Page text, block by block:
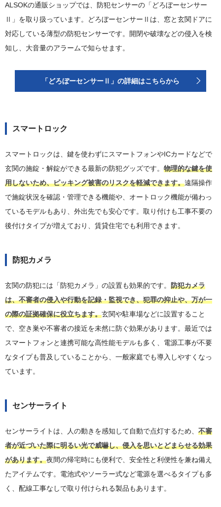
ALSOKの通販ショップでは、防犯センサーの「どろぼーセンサー
Ⅱ」を取り扱っています。どろぼーセンサーⅡは、窓と玄関ドアに
対応している薄型の防犯センサーです。開閉や破壊などの侵入を検
知し、大音量のアラームで知らせます。
「どろぼーセンサーⅡ」の詳細はこちらから
スマートロック
スマートロックは、鍵を使わずにスマートフォンやICカードなどで
玄関の施錠・解錠ができる最新の防犯グッズです。 物理的な鍵を使
用しないため、ピッキング被害のリスクを軽減できます。遠隔操作
で施錠状況を確認・管理できる機能や、オートロック機能が備わっ
ているモデルもあり、外出先でも安心です。取り付けも工事不要の
後付けタイプが増えており、賃貸住宅でも利用できます。
防犯カメラ
玄関の防犯には「防犯カメラ」の設置も効果的です。 防犯カメラ
は、不審者の侵入や行動を記録・監視でき、犯罪の抑止や、万が一
の際の証拠確保に役立ちます。玄関や駐車場などに設置すること
で、空き巣や不審者の接近を未然に防ぐ効果があります。最近では
スマートフォンと連携可能な高性能モデルも多く、電源工事が不要
なタイプも普及していることから、一般家庭でも導入しやすくなっ
ています。
センサーライト
センサーライトは、人の動きを感知して自動で点灯するため、 不審
者が近づいた際に明るい光で威嚇し、侵入を思いとどまらせる効果
があります。夜間の帰宅時にも便利で、安全性と利便性を兼ね備え
たアイテムです。電池式やソーラー式など電源を選べるタイプも多
く、配線工事なしで取り付けられる製品もあります。